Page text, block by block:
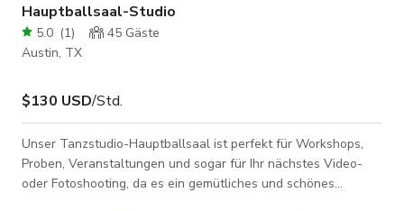
Hauptballsaal-Studio
5.0 (1) 45 Gäste
Austin, TX
$130 USD/Std.
Unser Tanzstudio-Hauptballsaal ist perfekt für Workshops,
Proben, Veranstaltungen und sogar für Ihr nächstes Video-
oder Fotoshooting, da es ein gemütliches und schönes